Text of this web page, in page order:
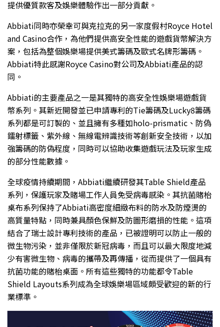
提供優質款客及娛樂體驗作出一部分貢獻。
Abbiati同時亦榮幸可與克拉克的另一家度假村Royce Hotel
and Casino合作，為他們提供高安全性能的遊戲貨幣解決方
案，包括為整個娛樂場提供美式籌碼及歐式名牌形籌碼。
Abbiati特此感謝Royce Casino對公司及Abbiati產品的認
同。
Abbiati的主要產品之一是其獨特的高安全性娛樂場遊戲貨
幣系列。其新近開發並已申請專利的Tie籌碼及Lucky8籌碼
系列都是可訂製的、並且擁有多種如holo-prismatic、防偽
鐳射標籤、紫外線、無線電辨識技術等創新安全技術，以加
強籌碼的防偽程度，同時可以協助收集遊戲玩法及玩家生成
的部分性能數據。
全球疫情持續期間，Abbiati繼續研發其Table Shield產品
系列，保護玩家及賭場工作人員免受病毒感染。其抗菌賭枱
桌布系列保持了Abbiati高密度細緻布料的防水及防煙燙的
高質量特點，同時兼具顏色保鮮及防圖形磨損的性能。這項
結合了瑞士設計專利技術的產品，已被證明可以防止一般的
微生物污染，並非僅限於新冠病毒，而且可以最大限度地減
少有害微生物、病毒的攜帶及再傳播，從而提供了一個具有
抗菌功能的賭枱桌面。所有這些獨特的功能都令Table
Shield Layouts系列成為全球娛樂場區域頗受歡迎的新的行
業標準。